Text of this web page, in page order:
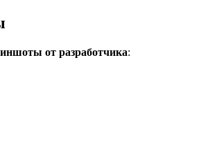
от разработчика: